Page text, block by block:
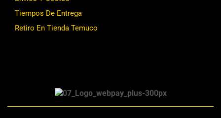
Tiempos De Entrega
Retiro En Tienda Temuco